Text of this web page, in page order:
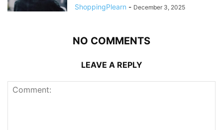
ShoppingPlearn - December 3, 2025
NO COMMENTS
LEAVE A REPLY